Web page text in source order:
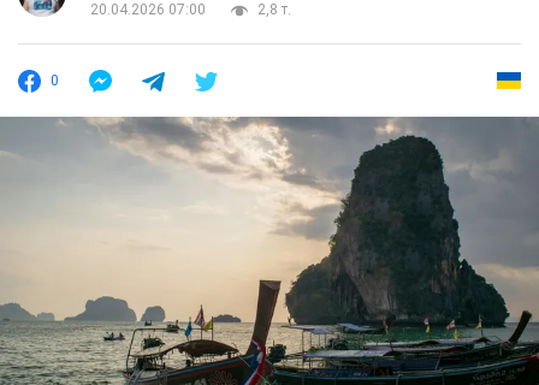
20.04.2026 07:00
2,8 т.
0